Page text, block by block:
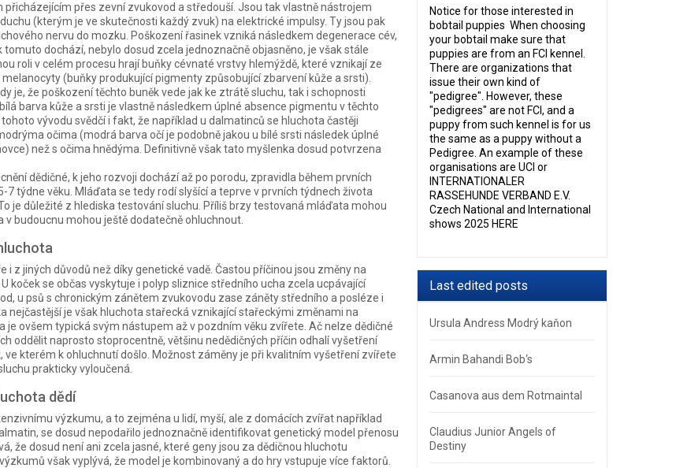
přes zevní zvukovod a středouší. Jsou tak vlastně nástrojem
(kterým je ve skutečnosti každý zvuk) na elektrické impulsy. Ty jsou pak
nervu do mozku. Poškození řasinek vzniká následkem degenerace cév,
tomuto dochází, nebylo dosud zcela jednoznačně objasněno, je však stále
roli v celém procesu hrají buňky cévnaté vrstvy hlemýždě, které vznikají ze
(buňky produkující pigmenty způsobující zbarvení kůže a srsti).
je, že poškození těchto buněk vede jak ke ztrátě sluchu, tak i schopnosti
barva kůže a srsti je vlastně následkem úplné absence pigmentu v těchto
vývodu svědčí i fakt, že například u dalmatinců se hluchota častěji
očima (modrá barva očí je podobně jakou u bílé srsti následek úplné
než s očima hnědýma. Definitivně však tato myšlenka dosud potvrzena
dědičné, k jeho rozvoji dochází až po porodu, zpravidla během prvních
7 týdne věku. Mláďata se tedy rodí slyšící a teprve v prvních týdnech života
je důležité z hlediska testování sluchu. Příliš brzy testovaná mláďata mohou
v budoucnu mohou ještě dodatečně ohluchnout.
i z jiných důvodů než díky genetické vadě. Častou příčinou jsou změny na
koček se občas vyskytuje i polyp sliznice středního ucha zcela ucpávající
u psů s chronickým zánětem zvukovodu zase záněty středního a posléze i
nejčastější je však hluchota stařecká vznikající stařeckými změnami na
je ovšem typická svým nástupem až v pozdním věku zvířete. Ač nelze dědičné
oddělit naprosto stoprocentně, většinu nedědičných příčin odhalí vyšetření
ve kterém k ohluchnutí došlo. Možnost záměny je při kvalitním vyšetření zvířete
prakticky vyloučená.
dědí
výzkumu, a to zejména u lidí, myší, ale z domácích zvířat například
se dosud nepodařilo jednoznačně identifikovat genetický model přenosu
že dosud není ani zcela jasné, které geny jsou za dědičnou hluchotu
však vyplývá, že model je kombinovaný a do hry vstupuje více faktorů.
Notice for those interested in
bobtail puppies When choosing
your bobtail make sure that
puppies are from an FCI kennel.
There are organizations that
issue their own kind of
"pedigree". However, these
"pedigrees" are not FCI, and a
puppy from such kennel is for us
the same as a puppy without a
Pedigree. An example of these
organisations are UCI or
INTERNATIONALER
RASSEHUNDE VERBAND E.V.
Czech National and International
shows 2025 HERE
Last edited posts
Ursula Andress Modrý kaňon
Armin Bahandi Bob‘s
Casanova aus dem Rotmaintal
Claudius Junior Angels of
Destiny